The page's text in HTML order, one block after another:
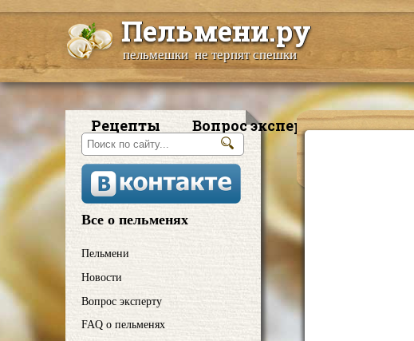
Пельмени.ру
пельмешки не терпят спешки
Рецепты Вопрос эксперту Где
Все о пельменях
Пельмени
Новости
Вопрос эксперту
FAQ о пельменях